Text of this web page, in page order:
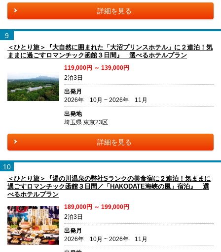
詳細を見る
9
＜ひとり旅＞『大自然に囲まれた「大沼プリンスホテル」に２連泊！気
ままに過ごすロマンチック函館３日間』 選べるホテルプラン
119,000円 ～ 139,000円
2泊3日
出発月
2026年 10月 ~ 2026年 11月
出発地
埼玉県 東京23区
詳細を見る
10
＜ひとり旅＞『湯の川温泉の弊社Sランクの美食宿に２連泊！気ままに
過ごすロマンチック函館３日間／「HAKODATE海峡の風」宿泊』 選
べるホテルプラン
189,000円 ～ 199,000円
2泊3日
出発月
2026年 10月 ~ 2026年 11月